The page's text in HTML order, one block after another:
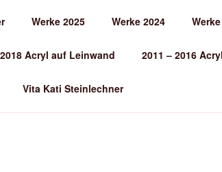
Werke 2025 Werke 2024
Acryl auf Leinwand 2011 – 2016
Vita Kati Steinlechner